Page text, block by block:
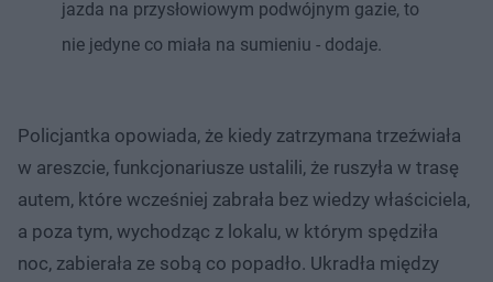
jazda na przysłowiowym podwójnym gazie, to
nie jedyne co miała na sumieniu - dodaje.
Policjantka opowiada, że kiedy zatrzymana trzeźwiała
w areszcie, funkcjonariusze ustalili, że ruszyła w trasę
autem, które wcześniej zabrała bez wiedzy właściciela,
a poza tym, wychodząc z lokalu, w którym spędziła
noc, zabierała ze sobą co popadło. Ukradła między